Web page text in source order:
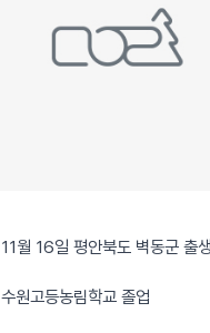
11월 16일 평안북도 벽동군 출생
수원고등농림학교 졸업